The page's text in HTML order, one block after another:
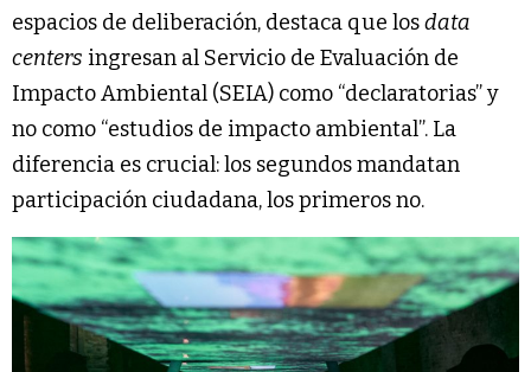
espacios de deliberación, destaca que losdata
centers ingresan al Servicio de Evaluación de
Impacto Ambiental (SEIA) como “declaratorias” y
no como “estudios de impacto ambiental”. La
diferencia es crucial: los segundos mandatan
participación ciudadana, los primeros no.